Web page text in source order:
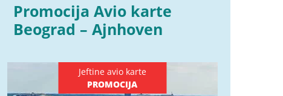
Promocija Avio karte
Beograd – Ajnhoven
Jeftine avio karte
PROMOCIJA